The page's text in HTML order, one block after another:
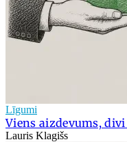
Līgumi
Viens aizdevums,
Lauris Klagišs